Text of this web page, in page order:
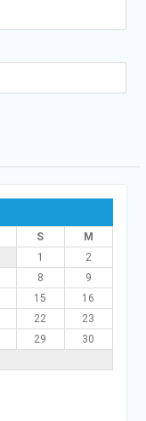
S
M
1
2
8
9
15
16
22
23
29
30